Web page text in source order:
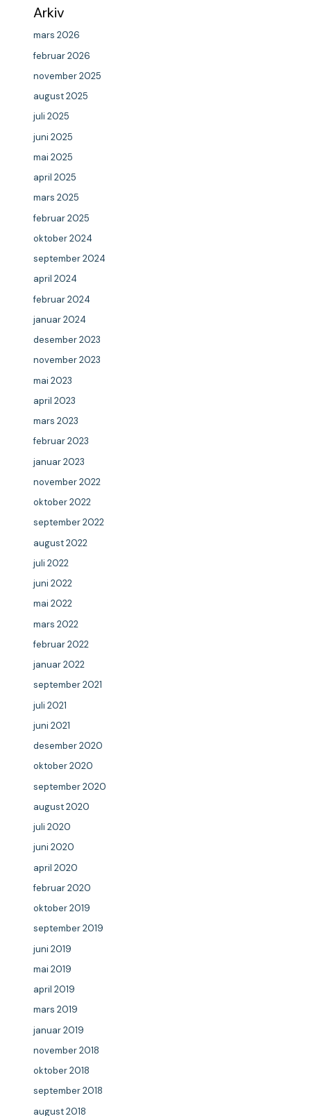
Arkiv
mars 2026
februar 2026
november 2025
august 2025
juli 2025
juni 2025
mai 2025
april 2025
mars 2025
februar 2025
oktober 2024
september 2024
april 2024
februar 2024
januar 2024
desember 2023
november 2023
mai 2023
april 2023
mars 2023
februar 2023
januar 2023
november 2022
oktober 2022
september 2022
august 2022
juli 2022
juni 2022
mai 2022
mars 2022
februar 2022
januar 2022
september 2021
juli 2021
juni 2021
desember 2020
oktober 2020
september 2020
august 2020
juli 2020
juni 2020
april 2020
februar 2020
oktober 2019
september 2019
juni 2019
mai 2019
april 2019
mars 2019
januar 2019
november 2018
oktober 2018
september 2018
august 2018